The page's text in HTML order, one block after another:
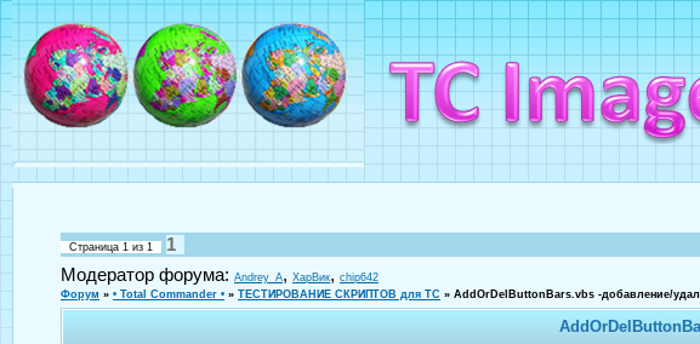
Страница 1 из 1
1
Модератор форума: Andrey_A, ХарВик, chip642
Форум » • Total Commander • » ТЕСТИРОВАНИЕ СКРИПТОВ для TC » AddOrDelButtonBars.vbs -добавление/